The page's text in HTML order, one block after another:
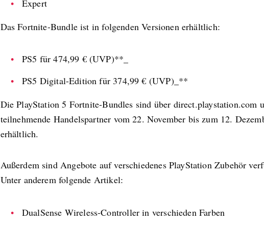
Expert
Das Fortnite-Bundle ist in folgenden Versionen erhältlich:
PS5 für 474,99 € (UVP)**_
PS5 Digital-Edition für 374,99 € (UVP)_**
Die PlayStation 5 Fortnite-Bundles sind über direct.playstation.com
teilnehmende Handelspartner vom 22. November bis zum 12.
erhältlich.
Außerdem sind Angebote auf verschiedenes PlayStation Zubehör
Unter anderem folgende Artikel:
DualSense Wireless-Controller in verschieden Farben